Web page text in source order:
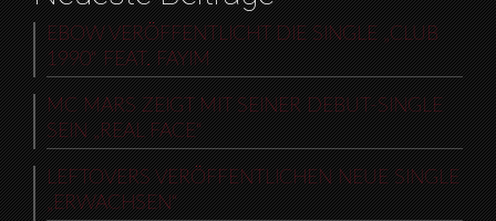
EBOW VERÖFFENTLICHT DIE SINGLE „CLUB
1990“ FEAT. FAYIM
MC MARS ZEIGT MIT SEINER DEBUT-SINGLE
SEIN „REAL FACE“
LEFTOVERS VERÖFFENTLICHEN NEUE SINGLE
„ERWACHSEN“